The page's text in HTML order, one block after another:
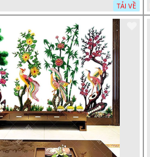
TẢI VỀ